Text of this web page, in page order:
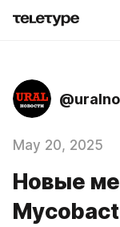
May 20, 2025
Новые